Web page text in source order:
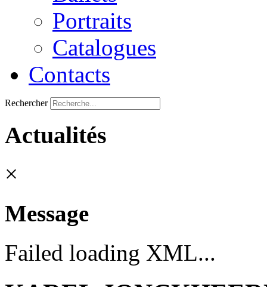
Portraits
Catalogues
Contacts
Rechercher
Actualités
×
Message
Failed loading XML...